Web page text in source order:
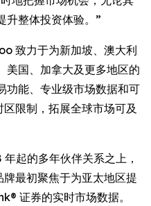
升整体投资体验。”
致力于为新加坡、澳大利
美国、加拿大及更多地区的
功能、专业级市场数据和可
限制，拓展全球市场可及
起的多年伙伴关系之上，
最初聚焦于为亚太地区提
证券的实时市场数据。